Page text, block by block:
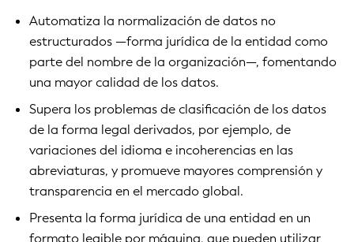
Automatiza la normalización de datos no
estructurados —forma jurídica de la entidad como
parte del nombre de la organización—, fomentando
una mayor calidad de los datos.
Supera los problemas de clasificación de los datos
de la forma legal derivados, por ejemplo, de
variaciones del idioma e incoherencias en las
abreviaturas, y promueve mayores comprensión y
transparencia en el mercado global.
Presenta la forma jurídica de una entidad en un
formato legible por máquina, que pueden utilizar